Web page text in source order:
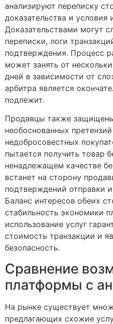
анализируют переписку
доказательства и условия
Доказательствами могут
переписки, логи
подтверждения. Процесс
может занять от
дней в зависимости от
арбитра является
подлежит.
Продавцы также
необоснованных
недобросовестных
пытается получить товар
ненадлежащем качестве
встанет на сторону
подтверждений отправки
Баланс интересов обеих
стабильность экономики
использование услуг
стоимость транзакции и
безопасность.
Сравнение
платформы с
На рынке существует
предлагающих схожие